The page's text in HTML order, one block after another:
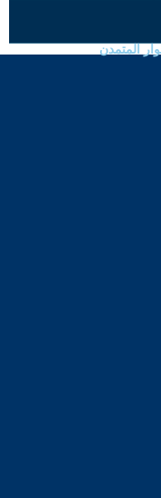
المتمدن